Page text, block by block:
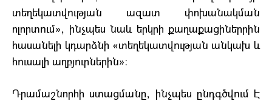
տեղեկատվության ազատ փոխանակման
ոլորտում», ինչպես նաև երկրի քաղաքացիներրին
հասանելի կդարձնի «տեղեկատվության անկախ և
հուսալի աղբյուրներին»։
Դրամաշնորհի ստացմանը, ինչպես ընդգծվում Է